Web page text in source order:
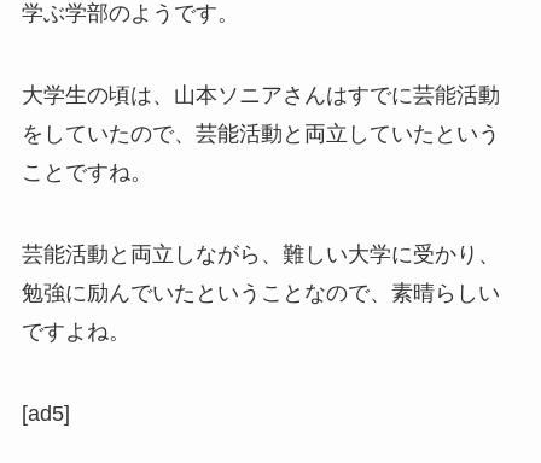
学ぶ学部のようです。
大学生の頃は、山本ソニアさんはすでに芸能活動
をしていたので、芸能活動と両立していたという
ことですね。
芸能活動と両立しながら、難しい大学に受かり、
勉強に励んでいたということなので、素晴らしい
ですよね。
[ad5]